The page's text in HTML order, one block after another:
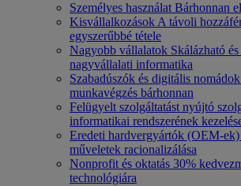
Személyes használat Bárhonnan
KisvállalkozásokA távoli
egyszerűbbé tétele
Nagyobb vállalatok Skálázható
nagyvállalati informatika
Szabadúszók és digitális nomádok
munkavégzés bárhonnan
Felügyelt szolgáltatást nyújtó
informatikai rendszerének
Eredeti hardvergyártók (OEM-ek)
műveletek racionalizálása
Nonprofit és oktatás 30%
technológiára